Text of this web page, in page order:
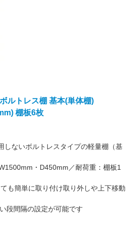
ルトレス棚 基本(単体棚)
棚板6枚
しないボルトレスタイプの軽量棚（基
・D450mm／耐荷重：棚板1
も簡単に取り付け取り外しや上下移動
段間隔の設定が可能です